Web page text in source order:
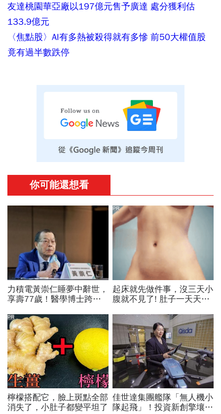
友達桃園華亞廠以197億元售予廣達 處分獲利估
133.9億元
〈焦點股〉AI有多熱被殺得就有多慘 前50大權值股
竟有過半數跌停